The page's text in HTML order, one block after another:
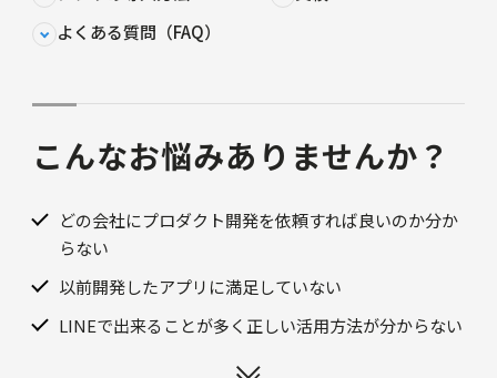
よくある質問（FAQ）
こんなお悩みありませんか？
どの会社にプロダクト開発を依頼すれば良いのか分か
らない
以前開発したアプリに満足していない
LINEで出来ることが多く正しい活用方法が分からない